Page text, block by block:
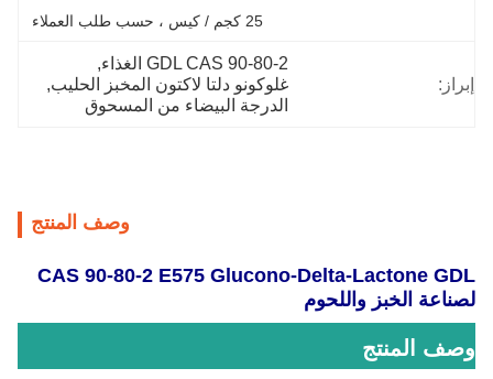
25 كجم / كيس ، حسب طلب العملاء
إبراز:
GDL CAS 90-80-2 الغذاء
,
غلوكونو دلتا لاكتون المخبز الحليب,
الدرجة البيضاء من المسحوق
وصف المنتج
CAS 90-80-2 E575 Glucono-Delta-Lactone GDL
لصناعة الخبز واللحوم
وصف المنتج